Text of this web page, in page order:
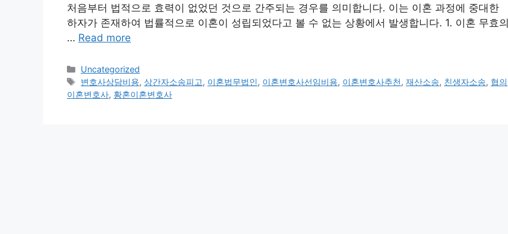
처음부터 법적으로 효력이 없었던 것으로 간주되는 경우를 의미합니다. 이는 이혼 과정에 중대한
하자가 존재하여 법률적으로 이혼이 성립되었다고 볼 수 없는 상황에서 발생합니다. 1. 이혼 무효의
… Read more
Categories
Uncategorized
Tags
변호사상담비용,상간자소송피고, 이혼법무법인, 이혼변호사선임비용, 이혼변호사추천,재산소송, 친생자소송, 협의
이혼변호사, 황혼이혼변호사